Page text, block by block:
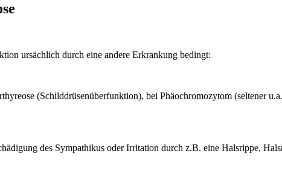
ursächlich durch eine andere Erkrankung bedingt:
(Schilddrüsenüberfunktion), bei Phäochromozytom (seltener
des Sympathikus oder Irritation durch z.B. eine Halsrippe,